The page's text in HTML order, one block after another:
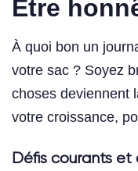
Être
À quoi bon un
votre sac ? Soyez
choses deviennent
votre croissance,
Défis courants